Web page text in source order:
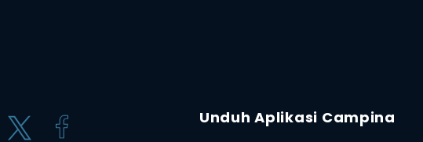
Unduh Aplikasi Campina